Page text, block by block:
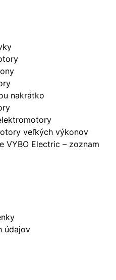
nakrátko
veľkých výkonov
VYBO Electric – zoznam
údajov